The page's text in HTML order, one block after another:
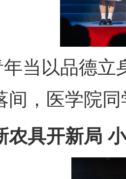
当以品德立
间，医学院
农具开新局